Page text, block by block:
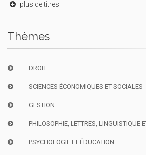
plus de titres
Thèmes
DROIT
SCIENCES ÉCONOMIQUES ET SOCIALES
GESTION
PHILOSOPHIE, LETTRES, LINGUISTIQUE
PSYCHOLOGIE ET ÉDUCATION